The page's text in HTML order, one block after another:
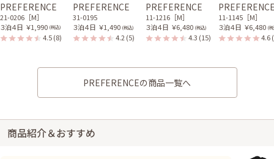
PREFERENCE
21-0206［M］
３泊４日 ￥1,990 (税込)
4.5(8)
PREFERENCE
31-0195
３泊４日 ￥1,490 (税込)
4.2(5)
PREFERENCE
11-1216［M］
３泊４日 ￥6,480 (税込)
4.3 (15)
11-1145［M］
３泊４日 ￥6,480 (
4.6
PREFERENCEの商品一覧へ
商品紹介＆おすすめ